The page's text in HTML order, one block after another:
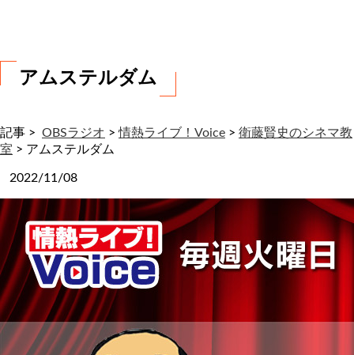
アムステルダム
記事 > OBSラジオ >情熱ライブ！Voice > 衛藤賢史のシネマ教
室 > アムステルダム
2022/11/08